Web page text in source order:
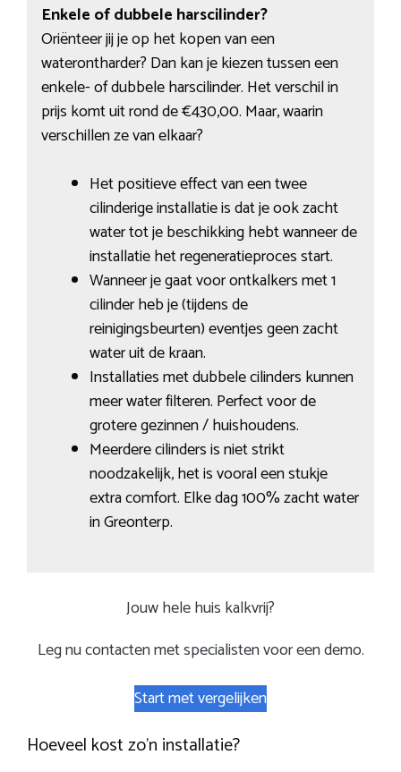
Enkele of dubbele harscilinder?
Oriënteer jij je op het kopen van een
waterontharder? Dan kan je kiezen tussen een
enkele- of dubbele harscilinder. Het verschil in
prijs komt uit rond de €430,00. Maar, waarin
verschillen ze van elkaar?
Het positieve effect van een twee
cilinderige installatie is dat je ook zacht
water tot je beschikking hebt wanneer de
installatie het regeneratieproces start.
Wanneer je gaat voor ontkalkers met 1
cilinder heb je (tijdens de
reinigingsbeurten) eventjes geen zacht
water uit de kraan.
Installaties met dubbele cilinders kunnen
meer water filteren. Perfect voor de
grotere gezinnen / huishoudens.
Meerdere cilinders is niet strikt
noodzakelijk, het is vooral een stukje
extra comfort. Elke dag 100% zacht water
in Greonterp.
Jouw hele huis kalkvrij?
Leg nu contacten met specialisten voor een demo.
Start met vergelijken
Hoeveel kost zo’n installatie?